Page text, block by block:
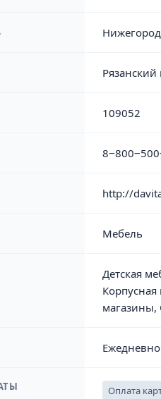
Рязанский
109052
http://
Мебель
Детская
магазины,
Оплата